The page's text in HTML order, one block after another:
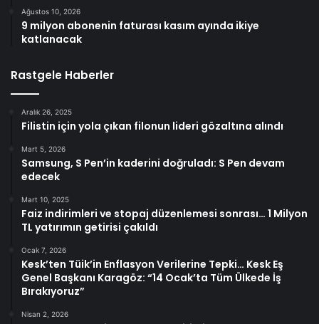
Ağustos 10, 2026
9 milyon abonenin faturası kasım ayında ikiye
katlanacak
Rastgele Haberler
Aralık 26, 2025
Filistin için yola çıkan filonun lideri gözaltına alındı
Mart 5, 2026
Samsung, S Pen’in kaderini doğruladı: S Pen devam
edecek
Mart 10, 2025
Faiz indirimleri ve stopaj düzenlemesi sonrası… 1 Milyon
TL yatırımın getirisi çakıldı
Ocak 7, 2026
Kesk’ten Tüik’in Enflasyon Verilerine Tepki… Kesk Eş
Genel Başkanı Karagöz: “14 Ocak’ta Tüm Ülkede İş
Bırakıyoruz”
Nisan 2, 2026